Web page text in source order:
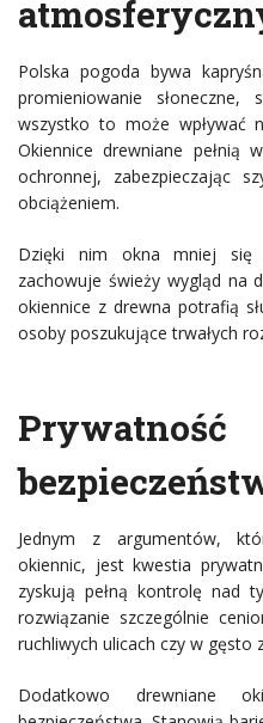
Polska pogoda bywa
promieniowanie
wszystko to może wpływać
Okiennice drewniane pełnią
ochronnej, zabezpieczając
obciążeniem.
Dzięki nim okna mniej się
zachowuje świeży wygląd na
okiennice z drewna potrafią
osoby poszukujące trwałych
Jednym z argumentów,
okiennic, jest kwestia
zyskują pełną kontrolę nad
rozwiązanie szczególnie
ruchliwych ulicach czy w gęsto
Dodatkowo drewniane